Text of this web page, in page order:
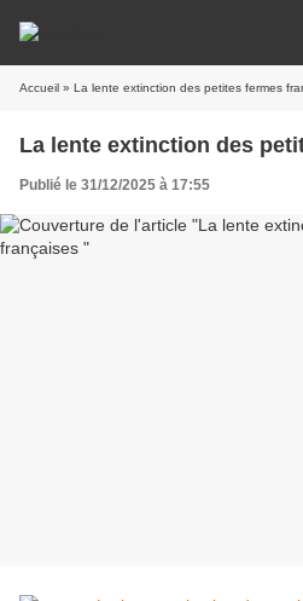
Accueil » La lente extinction des petites fermes
La lente extinction des
Publié le 31/12/2025 à 17:55